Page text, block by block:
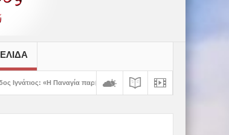
παρηγορεί και δίνει βάλσαμο σε κάθε πληγή της ανθρώπινης